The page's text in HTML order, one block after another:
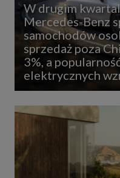
W drugim
Mercedes-Benz
samochodów
sprzedaż poza
3%, a
elektrycznych